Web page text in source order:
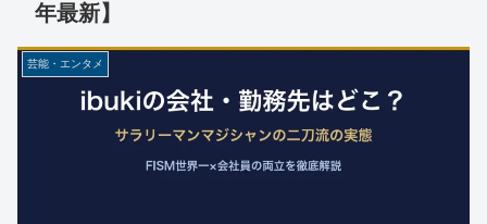
年最新】
芸能・エンタメ